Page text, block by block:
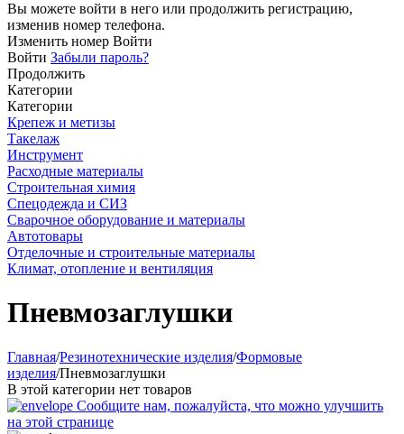
Вы можете войти в него или продолжить регистрацию,
изменив номер телефона.
Изменить номер Войти
Войти Забыли пароль?
Продолжить
Категории
Категории
Крепеж и метизы
Такелаж
Инструмент
Расходные материалы
Строительная химия
Спецодежда и СИЗ
Сварочное оборудование и материалы
Автотовары
Отделочные и строительные материалы
Климат, отопление и вентиляция
Пневмозаглушки
Главная/Резинотехнические изделия/Формовые
изделия/Пневмозаглушки
В этой категории нет товаров
Сообщите нам, пожалуйста, что можно улучшить
на этой странице